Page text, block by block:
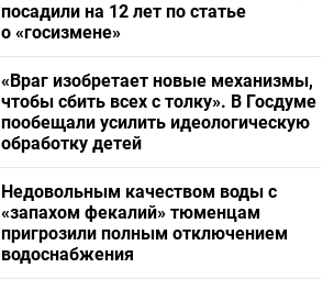
посадили на 12 лет по статье
о «госизмене»
«Враг изобретает новые механизмы,
чтобы сбить всех с толку». В Госдуме
пообещали усилить идеологическую
обработку детей
Недовольным качеством воды с
«запахом фекалий» тюменцам
пригрозили полным отключением
водоснабжения